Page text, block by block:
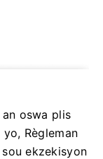
oswa plis
Règleman
ekzekisyon